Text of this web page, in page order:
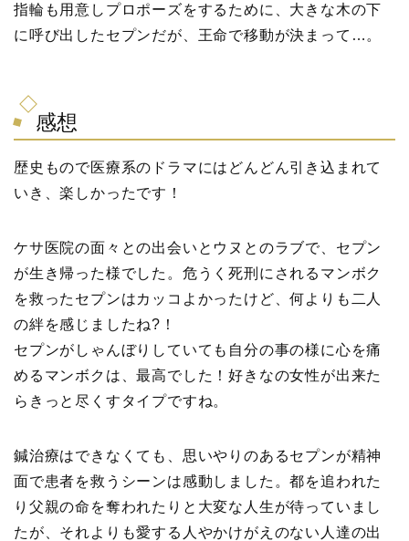
指輪も用意しプロポーズをするために、大きな木の下
に呼び出したセプンだが、王命で移動が決まって…。
感想
歴史もので医療系のドラマにはどんどん引き込まれて
いき、楽しかったです！
ケサ医院の面々との出会いとウヌとのラブで、セプン
が生き帰った様でした。危うく死刑にされるマンボク
を救ったセプンはカッコよかったけど、何よりも二人
の絆を感じましたね?！
セプンがしゃんぼりしていても自分の事の様に心を痛
めるマンボクは、最高でした！好きなの女性が出来た
らきっと尽くすタイプですね。
鍼治療はできなくても、思いやりのあるセプンが精神
面で患者を救うシーンは感動しました。都を追われた
り父親の命を奪われたりと大変な人生が待っていまし
たが、それよりも愛する人やかけがえのない人達の出